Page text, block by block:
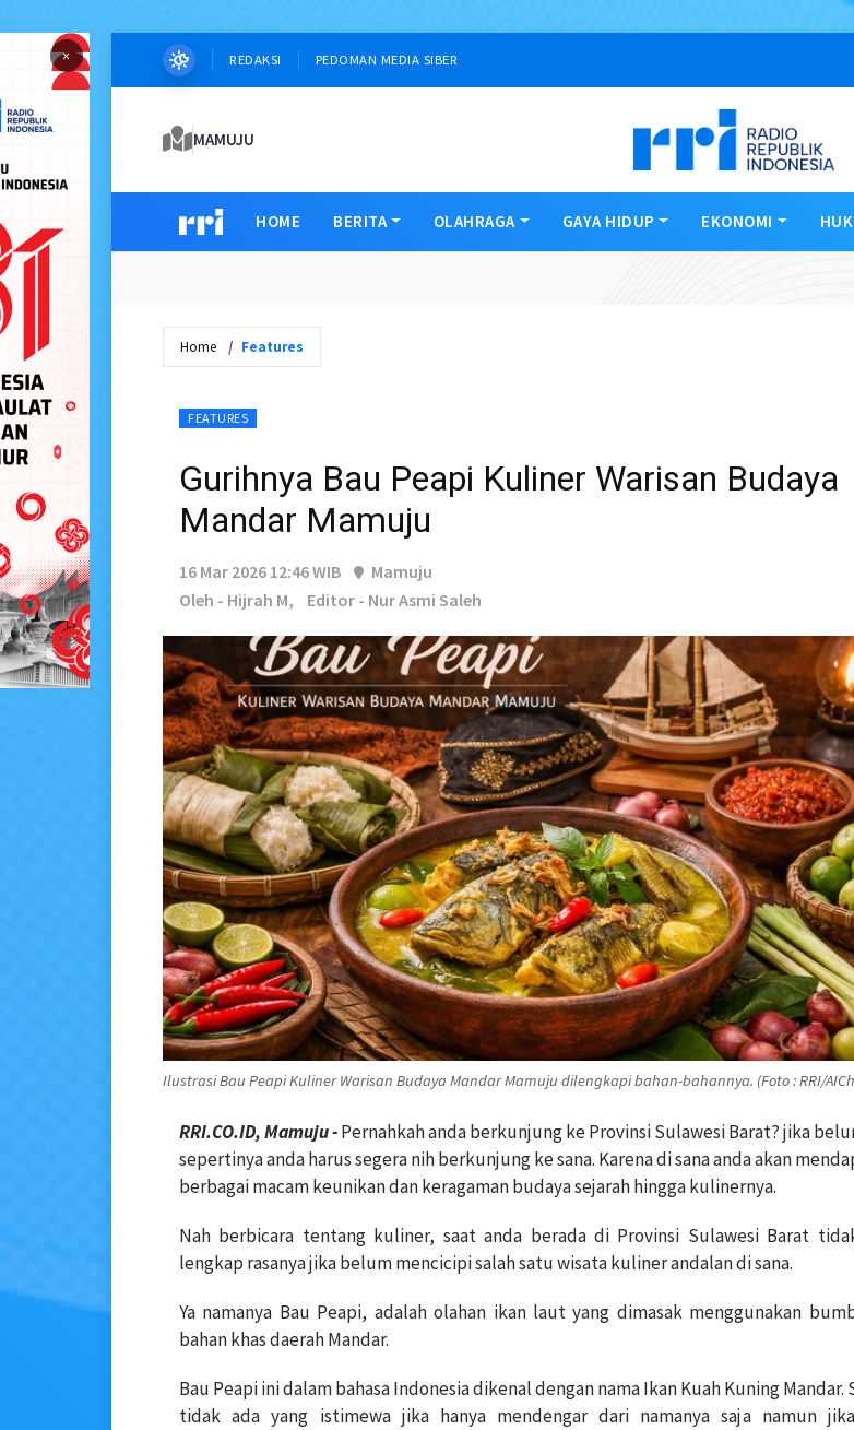
× REDAKSI PEDOMAN MEDIA SIBER
MAMUJU
HOME BERITA OLAHRAGA GAYA HIDUP EKONOMI
Home Features
FEATURES
Gurihnya Bau Peapi Kuliner Warisan Budaya
Mandar Mamuju
16 Mar 2026 12:46 WIB
Mamuju
Oleh - Hijrah M,
Editor - Nur Asmi Saleh
Ilustrasi Bau Peapi Kuliner Warisan Budaya Mandar Mamuju dilengkapi bahan-bahannya. (Foto : RRI/
RRI.CO.ID, Mamuju -Pernahkah anda berkunjung ke Provinsi Sulawesi Barat? jika
sepertinya anda harus segera nih berkunjung ke sana. Karena di sana anda akan
berbagai macam keunikan dan keragaman budaya sejarah hingga kulinernya.
Nah berbicara tentang kuliner, saat anda berada di Provinsi Sulawesi Barat
lengkap rasanya jika belum mencicipi salah satu wisata kuliner andalan di sana.
Ya namanya Bau Peapi, adalah olahan ikan laut yang dimasak menggunakan
bahan khas daerah Mandar.
Bau Peapi ini dalam bahasa Indonesia dikenal dengan nama Ikan Kuah Kuning Mandar.
tidak ada yang istimewa jika hanya mendengar dari namanya saja namun